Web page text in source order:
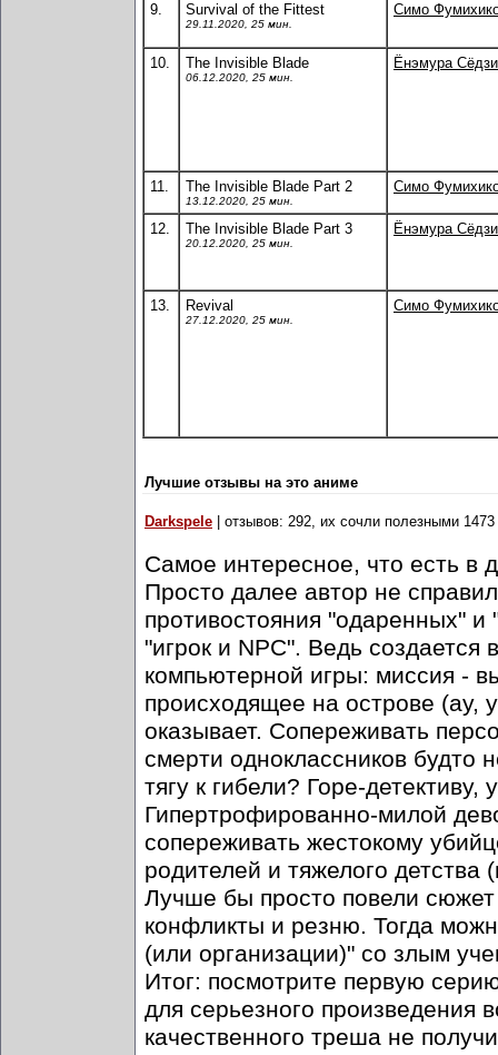
9. Survival of the Fittest
29.11.2020, 25 мин.
Симо
10. The Invisible Blade
06.12.2020, 25 мин.
Ёнэмура Сёдзи
11. The Invisible Blade Part 2
13.12.2020, 25 мин.
Симо
12. The Invisible Blade Part 3
20.12.2020, 25 мин.
Ёнэмура Сёдзи
13. Revival
27.12.2020, 25 мин.
Симо
Лучшие отзывы на это аниме
Darkspele | отзывов: 292, их сочли полезными 1473
Самое интересное, что есть в
Просто далее автор не
противостояния "одаренных"
"игрок и NPC". Ведь
компьютерной игры: миссия -
происходящее на острове (ау,
оказывает. Сопереживать
смерти одноклассников
тягу к гибели? Горе-детективу,
Гипертрофированно-милой
сопереживать жестокому
родителей и тяжелого
Лучше бы просто повели
конфликты и резню. Тогда
(или организации)" со злым
Итог: посмотрите первую
для серьезного произведения
качественного треша не